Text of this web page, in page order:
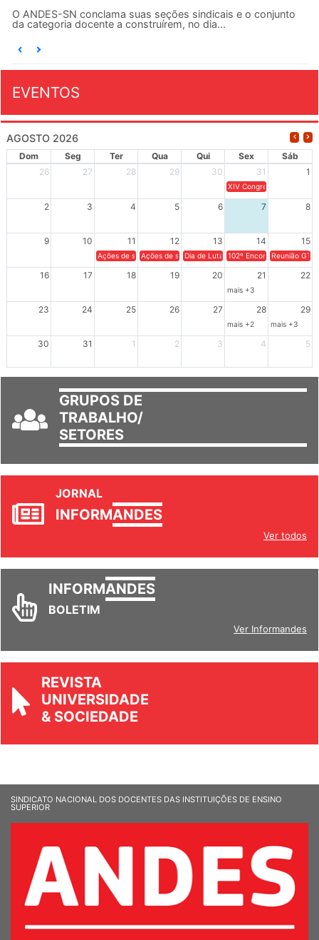
O ANDES-SN conclama suas seções sindicais e o conjunto
da categoria docente a construírem, no dia...
EVENTOS
AGOSTO 2026
Dom Seg Ter Qua Qui Sex
Sáb
26
27 28 29 30 31 1
XIV Congresso Brasileiro
2 3 4 5 6 7 8
9 10 11 12 13 14 15
Ações de solidariedade a Cuba no Rio Grande do Sul - 100
Ações de solidariedade a Cuba no Rio Grande do
Dia de Luta em Defesa de Cuba e da
102º Encontro da
Reunião
16 17 18 19 20 21 22
mais +3
23 24 25 26 27 28 29
mais +2 mais +3
30 31 1 2 3 4 5
GRUPOS DE
TRABALHO/
SETORES
JORNAL
INFORMANDES
Ver todos
INFORMANDES
BOLETIM
Ver Informandes
REVISTA
UNIVERSIDADE
& SOCIEDADE
SINDICATO NACIONAL DOS DOCENTES DAS INSTITUIÇÕES DE ENSINO
SUPERIOR